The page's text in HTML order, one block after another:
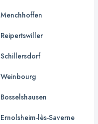
Menchhoffen
Reipertswiller
Schillersdorf
Weinbourg
Bosselshausen
Ernolsheim-lès-Saverne